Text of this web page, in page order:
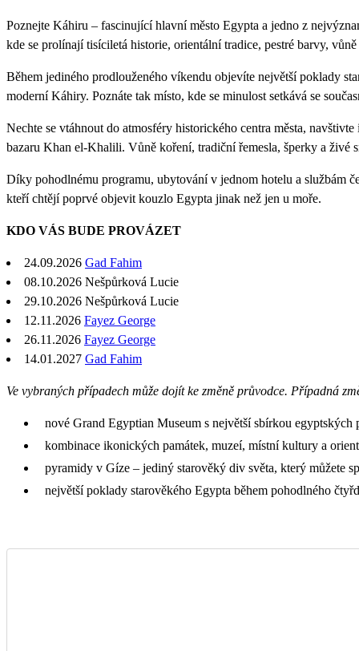
Poznejte Káhiru – fascinující hlavní město Egypta a jedno z
kde se prolínají tisíciletá historie, orientální tradice, pestré barvy,
Během jediného prodlouženého víkendu objevíte největší poklady
moderní Káhiry. Poznáte tak místo, kde se minulost setkává se
Nechte se vtáhnout do atmosféry historického centra města,
bazaru Khan el-Khalili. Vůně koření, tradiční řemesla, šperky a
Díky pohodlnému programu, ubytování v jednom hotelu a službám
kteří chtějí poprvé objevit kouzlo Egypta jinak než jen u moře.
KDO VÁS BUDE PROVÁZET
24.09.2026 Gad Fahim
08.10.2026 Nešpůrková Lucie
29.10.2026 Nešpůrková Lucie
12.11.2026 Fayez George
26.11.2026 Fayez George
14.01.2027 Gad Fahim
Ve vybraných případech může dojít ke změně průvodce. Případná
nové Grand Egyptian Museum s největší sbírkou egyptských
kombinace ikonických památek, muzeí, místní kultury a
pyramidy v Gíze – jediný starověký div světa, který můžete
největší poklady starověkého Egypta během pohodlného